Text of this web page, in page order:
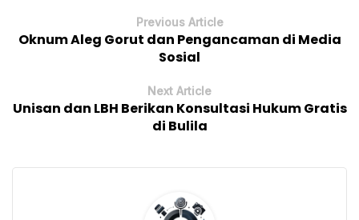
Previous Article
Oknum Aleg Gorut dan Pengancaman di Media
Sosial
Next Article
Unisan dan LBH Berikan Konsultasi Hukum Gratis
di Bulila